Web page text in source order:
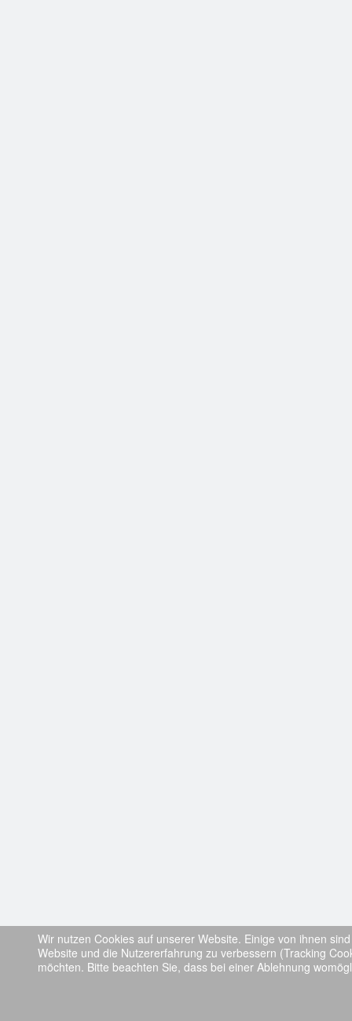
Wir nutzen Cookies auf unserer Website. Einige von ihnen
Website und die Nutzererfahrung zu verbessern (Tracking
möchten. Bitte beachten Sie, dass bei einer Ablehnung